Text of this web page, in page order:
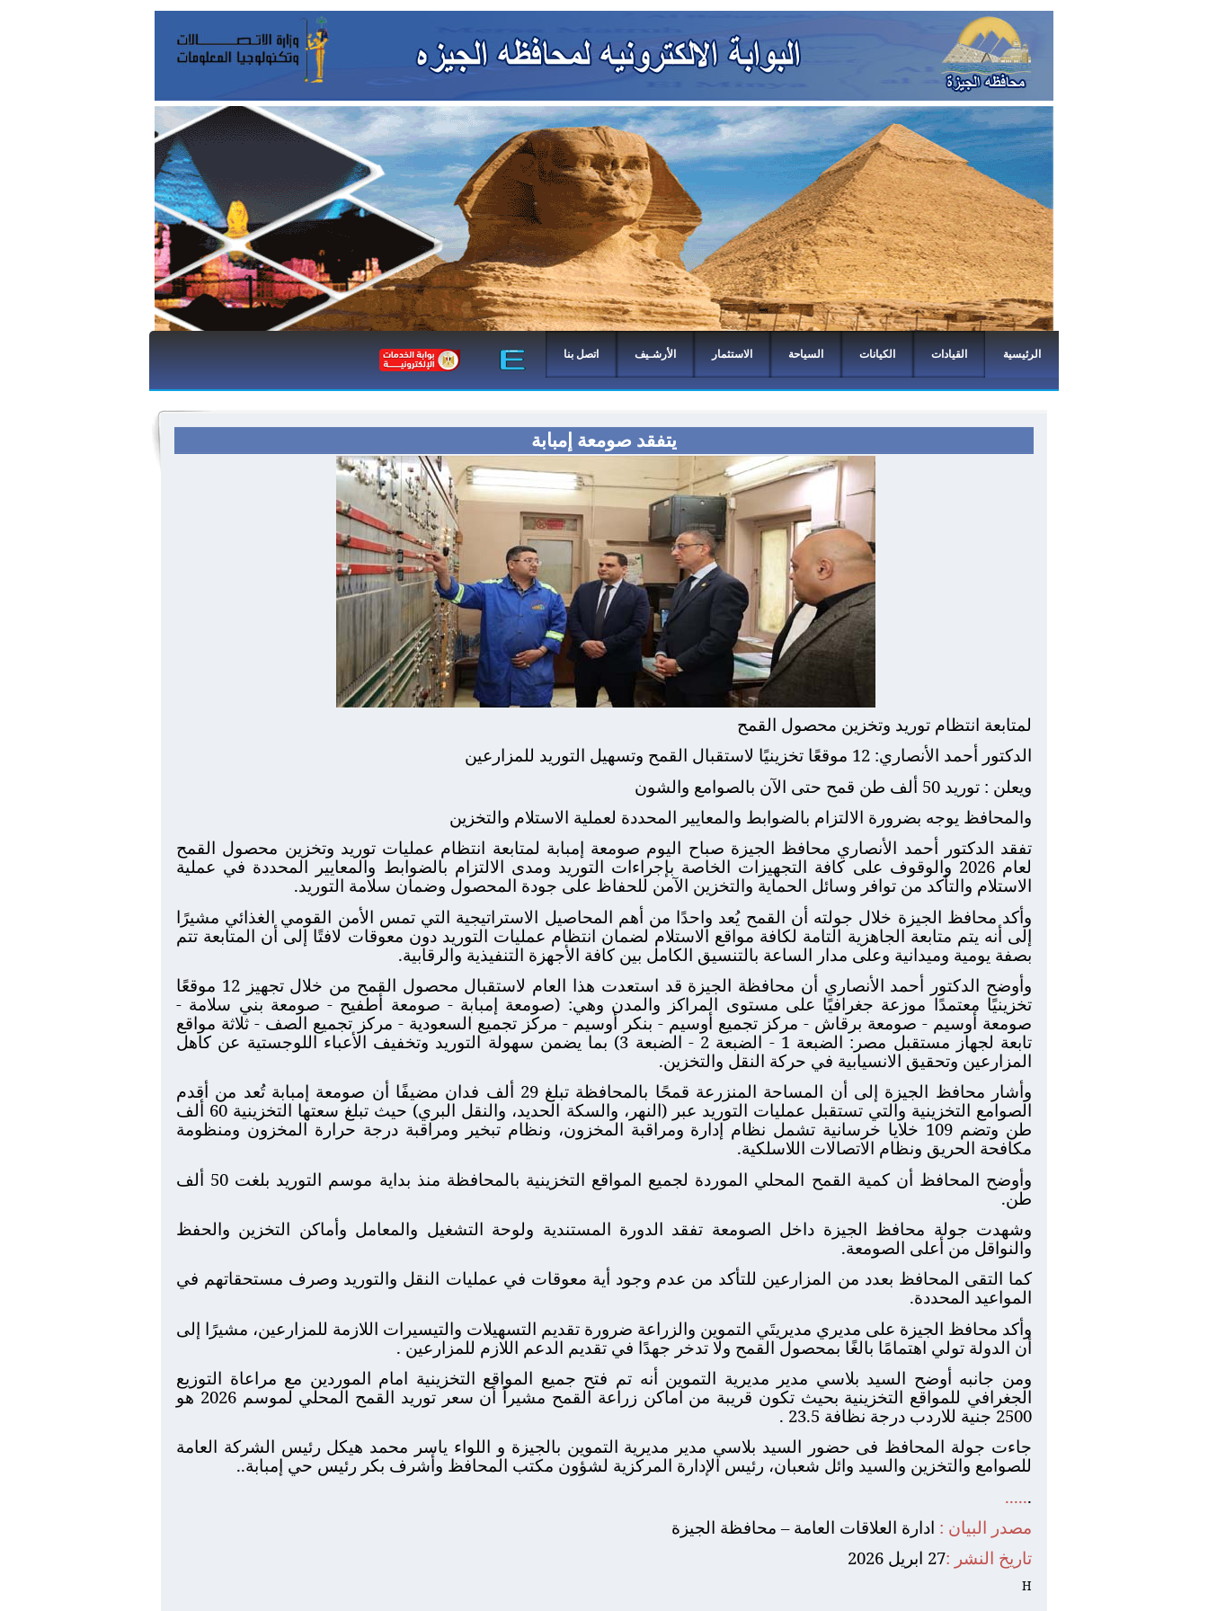
الرئيسية القيادات الكيانات السياحة الاستثمار الأرشـيف اتصل بنا
يتفقد صومعة إمبابة
لمتابعة انتظام توريد وتخزين محصول القمح
الدكتور أحمد الأنصاري: 12 موقعًا تخزينيًا لاستقبال القمح وتسهيل التوريد للمزارعين
ويعلن : توريد 50 ألف طن قمح حتى الآن بالصوامع والشون
والمحافظ يوجه بضرورة الالتزام بالضوابط والمعايير المحددة لعملية الاستلام والتخزين
تفقد الدكتور أحمد الأنصاري محافظ الجيزة صباح اليوم صومعة إمبابة لمتابعة انتظام عمليات توريد وتخزين محصول القمح
لعام 2026 والوقوف على كافة التجهيزات الخاصة بإجراءات التوريد ومدى الالتزام بالضوابط والمعايير المحددة في عملية
الاستلام والتأكد من توافر وسائل الحماية والتخزين الآمن للحفاظ على جودة المحصول وضمان سلامة التوريد.
وأكد محافظ الجيزة خلال جولته أن القمح يُعد واحدًا من أهم المحاصيل الاستراتيجية التي تمس الأمن القومي الغذائي مشيرًا
إلى أنه يتم متابعة الجاهزية التامة لكافة مواقع الاستلام لضمان انتظام عمليات التوريد دون معوقات لافتًا إلى أن المتابعة تتم
بصفة يومية وميدانية وعلى مدار الساعة بالتنسيق الكامل بين كافة الأجهزة التنفيذية والرقابية.
وأوضح الدكتور أحمد الأنصاري أن محافظة الجيزة قد استعدت هذا العام لاستقبال محصول القمح من خلال تجهيز 12 موقعًا
تخزينيًا معتمدًا موزعة جغرافيًا على مستوى المراكز والمدن وهي: (صومعة إمبابة - صومعة أطفيح - صومعة بني سلامة -
صومعة أوسيم - صومعة برقاش - مركز تجميع أوسيم - بنكر أوسيم - مركز تجميع السعودية - مركز تجميع الصف - ثلاثة مواقع
تابعة لجهاز مستقبل مصر: الضبعة 1 - الضبعة 2 - الضبعة 3) بما يضمن سهولة التوريد وتخفيف الأعباء اللوجستية عن كاهل
المزارعين وتحقيق الانسيابية في حركة النقل والتخزين.
وأشار محافظ الجيزة إلى أن المساحة المنزرعة قمحًا بالمحافظة تبلغ 29 ألف فدان مضيفًا أن صومعة إمبابة تُعد من أقدم
الصوامع التخزينية والتي تستقبل عمليات التوريد عبر (النهر، والسكة الحديد، والنقل البري) حيث تبلغ سعتها التخزينية 60 ألف
طن وتضم 109 خلايا خرسانية تشمل نظام إدارة ومراقبة المخزون، ونظام تبخير ومراقبة درجة حرارة المخزون ومنظومة
مكافحة الحريق ونظام الاتصالات اللاسلكية.
وأوضح المحافظ أن كمية القمح المحلي الموردة لجميع المواقع التخزينية بالمحافظة منذ بداية موسم التوريد بلغت 50 ألف
طن.
وشهدت جولة محافظ الجيزة داخل الصومعة تفقد الدورة المستندية ولوحة التشغيل والمعامل وأماكن التخزين والحفظ
والنواقل من أعلى الصومعة.
كما التقى المحافظ بعدد من المزارعين للتأكد من عدم وجود أية معوقات في عمليات النقل والتوريد وصرف مستحقاتهم في
المواعيد المحددة.
وأكد محافظ الجيزة على مديري مديريتَي التموين والزراعة ضرورة تقديم التسهيلات والتيسيرات اللازمة للمزارعين، مشيرًا إلى
أن الدولة تولي اهتمامًا بالغًا بمحصول القمح ولا تدخر جهدًا في تقديم الدعم اللازم للمزارعين .
ومن جانبه أوضح السيد بلاسي مدير مديرية التموين أنه تم فتح جميع المواقع التخزينية امام الموردين مع مراعاة التوزيع
الجغرافي للمواقع التخزينية بحيث تكون قريبة من اماكن زراعة القمح مشيراً أن سعر توريد القمح المحلي لموسم 2026 هو
2500 جنية للاردب درجة نظافة 23.5 .
جاءت جولة المحافظ فى حضور السيد بلاسي مدير مديرية التموين بالجيزة و اللواء ياسر محمد هيكل رئيس الشركة العامة
للصوامع والتخزين والسيد وائل شعبان، رئيس الإدارة المركزية لشؤون مكتب المحافظ وأشرف بكر رئيس حي إمبابة..
.
.....
مصدر البيان : ادارة العلاقات العامة – محافظة الجيزة
تاريخ النشر :27 ابريل 2026
H